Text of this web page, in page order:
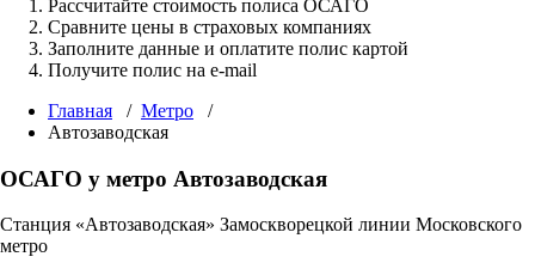
Рассчитайте стоимость полиса ОСАГО
Сравните цены в страховых компаниях
Заполните данные и оплатите полис картой
Получите полис на e-mail
Главная / Метро /
Автозаводская
ОСАГО у метро Автозаводская
Станция «Автозаводская» Замоскворецкой линии Московского
метро